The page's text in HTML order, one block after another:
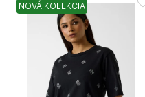
NOVÁ KOLEKCIA